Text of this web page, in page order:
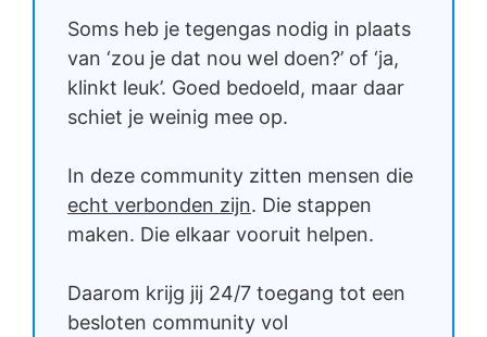
Soms heb je tegengas nodig in plaats
van ‘zou je dat nou wel doen?’ of ‘ja,
klinkt leuk’. Goed bedoeld, maar daar
schiet je weinig mee op.
In deze community zitten mensen die
echt verbonden zijn. Die stappen
maken. Die elkaar vooruit helpen.
Daarom krijg jij 24/7 toegang tot een
besloten community vol